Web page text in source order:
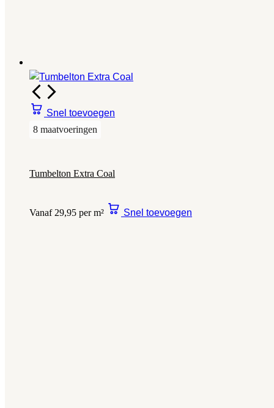
Snel toevoegen
8 maatvoeringen
Tumbelton Extra Coal
Vanaf 29,95 per m² Snel toevoegen